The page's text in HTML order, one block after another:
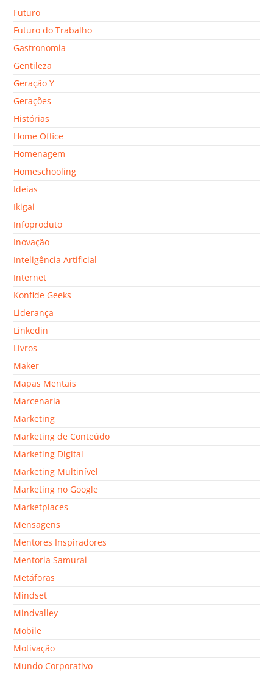
Futuro
Futuro do Trabalho
Gastronomia
Gentileza
Geração Y
Gerações
Histórias
Home Office
Homenagem
Homeschooling
Ideias
Ikigai
Infoproduto
Inovação
Inteligência Artificial
Internet
Konfide Geeks
Liderança
Linkedin
Livros
Maker
Mapas Mentais
Marcenaria
Marketing
Marketing de Conteúdo
Marketing Digital
Marketing Multinível
Marketing no Google
Marketplaces
Mensagens
Mentores Inspiradores
Mentoria Samurai
Metáforas
Mindset
Mindvalley
Mobile
Motivação
Mundo Corporativo